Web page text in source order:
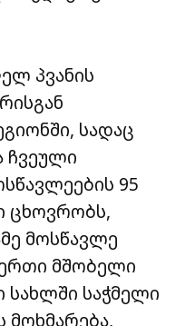
პვანის
სადაც
ჩვეული
95
ცხოვრობს,
მოსწავლე
მშობელი
სახლში საჭმელი
მოხმარება,